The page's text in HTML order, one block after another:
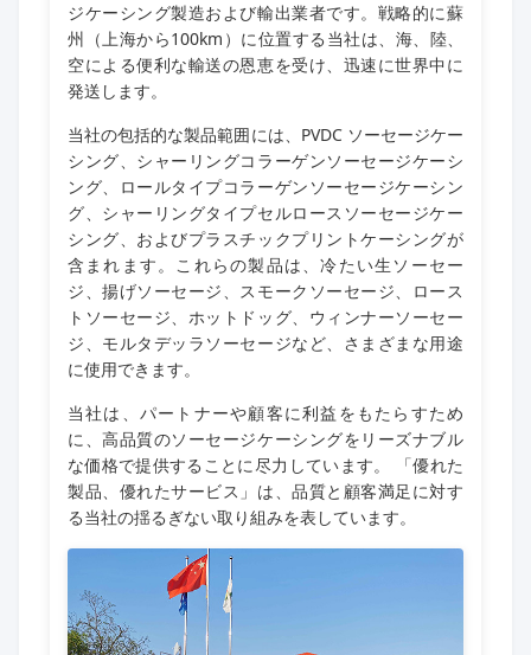
ジケーシング製造および輸出業者です。戦略的に蘇
州（上海から100km）に位置する当社は、海、陸、
空による便利な輸送の恩恵を受け、迅速に世界中に
発送します。
当社の包括的な製品範囲には、PVDC ソーセージケー
シング、シャーリングコラーゲンソーセージケーシ
ング、ロールタイプコラーゲンソーセージケーシン
グ、シャーリングタイプセルロースソーセージケー
シング、およびプラスチックプリントケーシングが
含まれます。これらの製品は、冷たい生ソーセー
ジ、揚げソーセージ、スモークソーセージ、ロース
トソーセージ、ホットドッグ、ウィンナーソーセー
ジ、モルタデッラソーセージなど、さまざまな用途
に使用できます。
当社は、パートナーや顧客に利益をもたらすため
に、高品質のソーセージケーシングをリーズナブル
な価格で提供することに尽力しています。 「優れた
製品、優れたサービス」は、品質と顧客満足に対す
る当社の揺るぎない取り組みを表しています。